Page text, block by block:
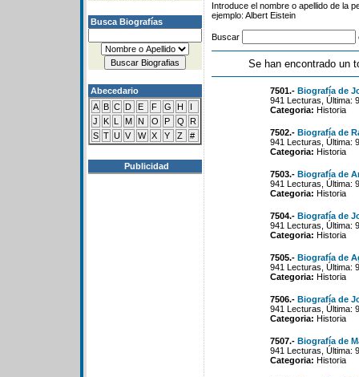
Busca Biografías
Abecedario
A B C D E F G H
I
J
K L M N O P Q
R
S T U V W X Y Z #
Publicidad
Introduce el nombre o apellido de la
ejemplo: Albert Eistein
Buscar
Se han encontrado un
7501.- Biografía de
941 Lecturas, Última:
Categoria: Historia
7502.- Biografía de
941 Lecturas, Última:
Categoria: Historia
7503.- Biografía de
941 Lecturas, Última:
Categoria: Historia
7504.- Biografía de
941 Lecturas, Última:
Categoria: Historia
7505.- Biografía de
941 Lecturas, Última:
Categoria: Historia
7506.- Biografía de
941 Lecturas, Última:
Categoria: Historia
7507.- Biografía de
941 Lecturas, Última:
Categoria: Historia